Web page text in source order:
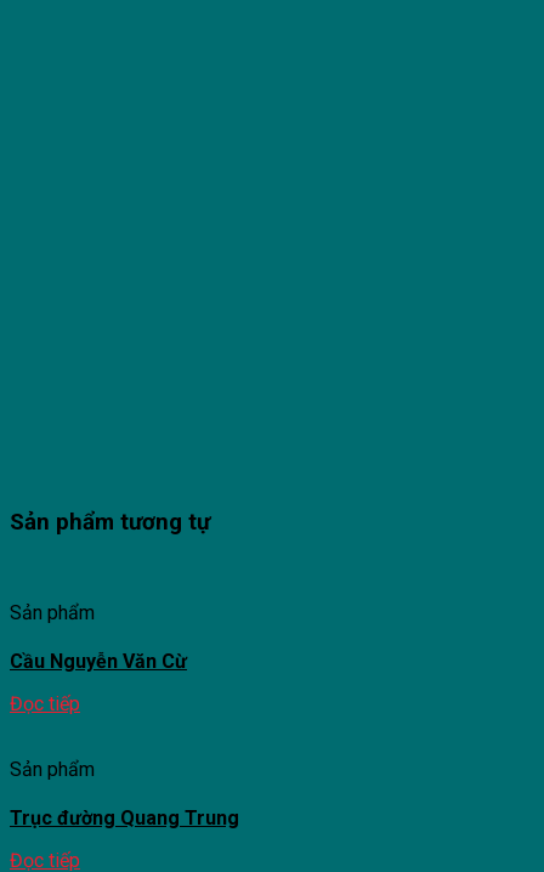
Sản phẩm tương tự
Sản phẩm
Cầu Nguyễn Văn Cừ
Đọc tiếp
Sản phẩm
Trục đường Quang Trung
Đọc tiếp